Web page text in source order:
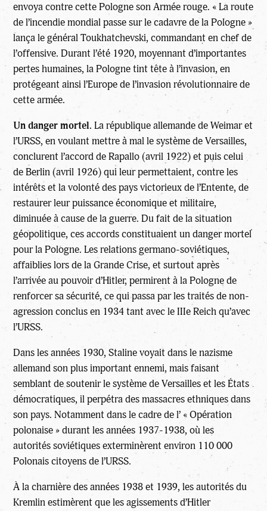
envoya contre cette Pologne son Armée rouge. « La route
de l’incendie mondial passe sur le cadavre de la Pologne »
lança le général Toukhatchevski, commandant en chef de
l’offensive. Durant l’été 1920, moyennant d’importantes
pertes humaines, la Pologne tint tête à l’invasion, en
protégeant ainsi l’Europe de l’invasion révolutionnaire de
cette armée.
Un danger mortel. La république allemande de Weimar et
l’URSS, en voulant mettre à mal le système de Versailles,
conclurent l’accord de Rapallo (avril 1922) et puis celui
de Berlin (avril 1926) qui leur permettaient, contre les
intérêts et la volonté des pays victorieux de l’Entente, de
restaurer leur puissance économique et militaire,
diminuée à cause de la guerre. Du fait de la situation
géopolitique, ces accords constituaient un danger mortel
pour la Pologne. Les relations germano-soviétiques,
affaiblies lors de la Grande Crise, et surtout après
l’arrivée au pouvoir d’Hitler, permirent à la Pologne de
renforcer sa sécurité, ce qui passa par les traités de non-
agression conclus en 1934 tant avec le IIIe Reich qu’avec
l’URSS.
Dans les années 1930, Staline voyait dans le nazisme
allemand son plus important ennemi, mais faisant
semblant de soutenir le système de Versailles et les États
démocratiques, il perpétra des massacres ethniques dans
son pays. Notamment dans le cadre de l’ « Opération
polonaise » durant les années 1937-1938, où les
autorités soviétiques exterminèrent environ 110 000
Polonais citoyens de l’URSS.
À la charnière des années 1938 et 1939, les autorités du
Kremlin estimèrent que les agissements d’Hitler